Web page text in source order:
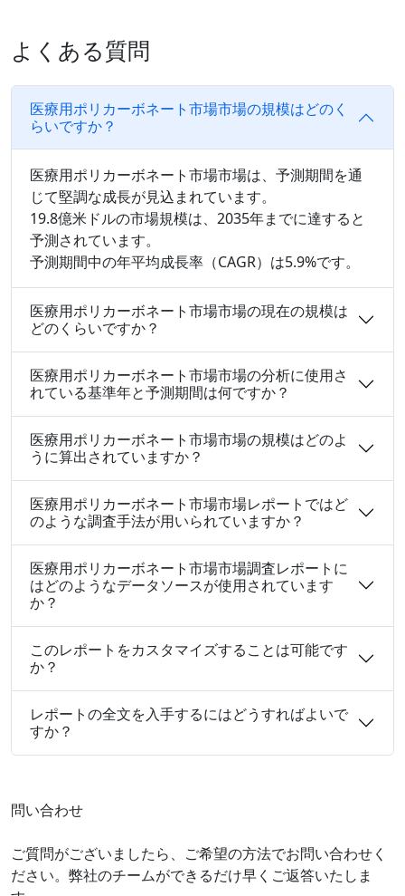
よくある質問
医療用ポリカーボネート市場市場の規模はどのく
らいですか？
医療用ポリカーボネート市場市場は、予測期間を通
じて堅調な成長が見込まれています。
19.8億米ドルの市場規模は、2035年までに達すると
予測されています。
予測期間中の年平均成長率（CAGR）は5.9%です。
医療用ポリカーボネート市場市場の現在の規模は
どのくらいですか？
医療用ポリカーボネート市場市場の分析に使用さ
れている基準年と予測期間は何ですか？
医療用ポリカーボネート市場市場の規模はどのよ
うに算出されていますか？
医療用ポリカーボネート市場市場レポートではど
のような調査手法が用いられていますか？
医療用ポリカーボネート市場市場調査レポートに
はどのようなデータソースが使用されています
か？
このレポートをカスタマイズすることは可能です
か？
レポートの全文を入手するにはどうすればよいで
すか？
問い合わせ
ご質問がございましたら、ご希望の方法でお問い合わせく
ださい。弊社のチームができるだけ早くご返答いたしま